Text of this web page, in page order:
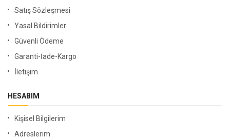
Satış Sözleşmesi
Yasal Bildirimler
Güvenli Ödeme
Garanti-İade-Kargo
İletişim
HESABIM
Kişisel Bilgilerim
Adreslerim